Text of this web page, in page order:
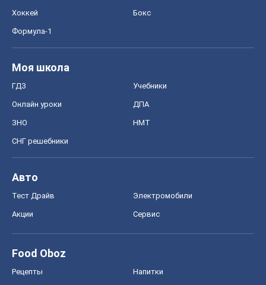
Хоккей Бокс
Формула-1
Моя школа
ГДЗ Учебники
Онлайн уроки ДПА
ЗНО НМТ
СНГ решебники
Авто
Тест Драйв Электромобили
Акции Сервис
Food Oboz
Рецепты Напитки